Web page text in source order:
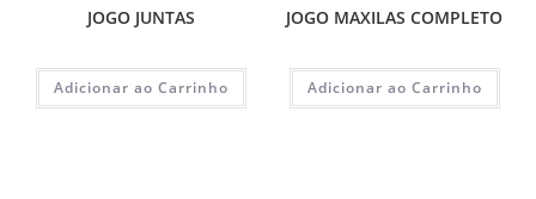
JOGO JUNTAS
Adicionar ao Carrinho
JOGO MAXILAS COMPLETO
Adicionar ao Carrinho